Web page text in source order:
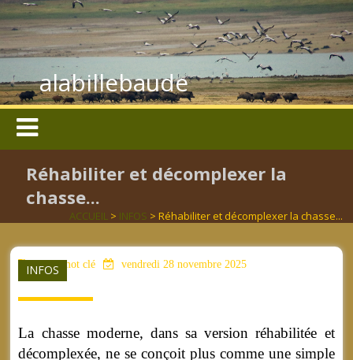
alabillebaude
Réhabiliter et décomplexer la
chasse...
ACCUEIL> INFOS > Réhabiliter et décomplexer la chasse...
INFOS
aucun mot clé vendredi 28 novembre 2025
La chasse moderne, dans sa version réhabilitée et
décomplexée, ne se conçoit plus comme une simple